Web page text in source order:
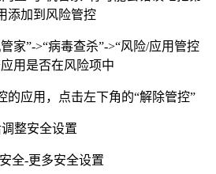
添加到风险管控
家”->“病毒查杀”->“风险/应用管控
用是否在风险项中
应用，点击左下角的“解除管控”
整安全设置
全-更多安全设置